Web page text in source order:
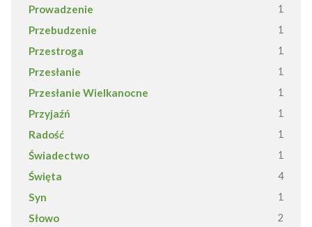
Prowadzenie 1
Przebudzenie 1
Przestroga 1
Przesłanie 1
Przesłanie Wielkanocne 1
Przyjaźń 1
Radość 1
Świadectwo 1
Święta 4
Syn 1
Słowo 2